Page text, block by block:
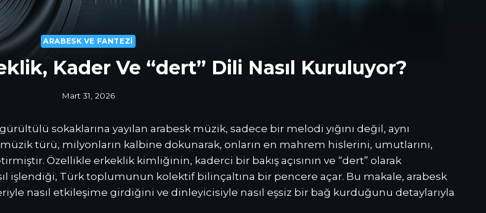
ARABESK VE FANTEZI
Kader Ve “dert” Dili Nasıl Kuruluyor?
Mart 31, 2026
sokaklarına yayılan arabesk müzik, sadece bir melodi yığını değil, aynı
türü, milyonların kalbine dokunarak, onların en mahrem hislerini, umutlarını,
Özellikle erkeklik kimliğinin, kaderci bir bakış açısının ve “dert” olarak
işlendiği, Türk toplumunun kolektif bilinçaltına bir pencere açar. Bu makale, arabesk
nasıl etkileşime girdiğini ve dinleyicisiyle nasıl eşsiz bir bağ kurduğunu detaylarıyla